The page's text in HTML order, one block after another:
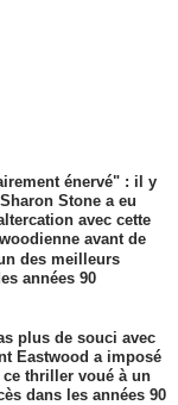
énervé" : il y
Stone a eu
avec cette
avant de
des meilleurs
années 90
plus de souci avec
Eastwood a imposé
thriller voué à un
dans les années 90